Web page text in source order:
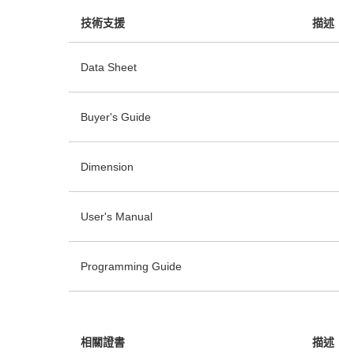
技術支援 描述
Data Sheet
Buyer's Guide
Dimension
User's Manual
Programming Guide
相關證書 描述